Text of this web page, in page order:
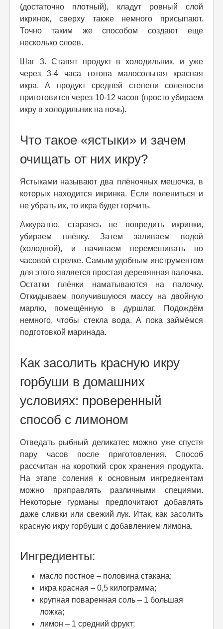
(достаточно плотный), кладут ровный слой
икринок, сверху также немного присыпают.
Точно таким же способом создают еще
несколько слоев.
Шаг 3. Ставят продукт в холодильник, и уже
через 3-4 часа готова малосольная красная
икра. А продукт средней степени солености
приготовится через 10-12 часов (просто убираем
икру в холодильник на ночь).
Что такое «ястыки» и зачем
очищать от них икру?
Ястыками называют два плёночных мешочка, в
которых находится икринка. Если полениться и
не убрать их, то икра будет горчить.
Аккуратно, стараясь не повредить икринки,
убираем плёнку. Затем заливаем водой
(холодной), и начинаем перемешивать по
часовой стрелке. Самым удобным инструментом
для этого является простая деревянная палочка.
Остатки плёнки наматываются на палочку.
Откидываем получившуюся массу на двойную
марлю, помещённую в дуршлаг. Подождём
немного, чтобы стекла вода. А пока займёмся
подготовкой маринада.
Как засолить красную икру
горбуши в домашних
условиях: проверенный
способ с лимоном
Отведать рыбный деликатес можно уже спустя
пару часов после приготовления. Способ
рассчитан на короткий срок хранения продукта.
На этапе соления к основным ингредиентам
можно приправлять различными специями.
Некоторые гурманы предпочитают добавлять
даже сливки или свежий лук. Итак, как засолить
красную икру горбуши с добавлением лимона.
Ингредиенты:
масло постное – половина стакана;
икра красная – 0,5 килограмма;
крупная поваренная соль – 1 большая
ложка;
лимон – 1 средний фрукт;